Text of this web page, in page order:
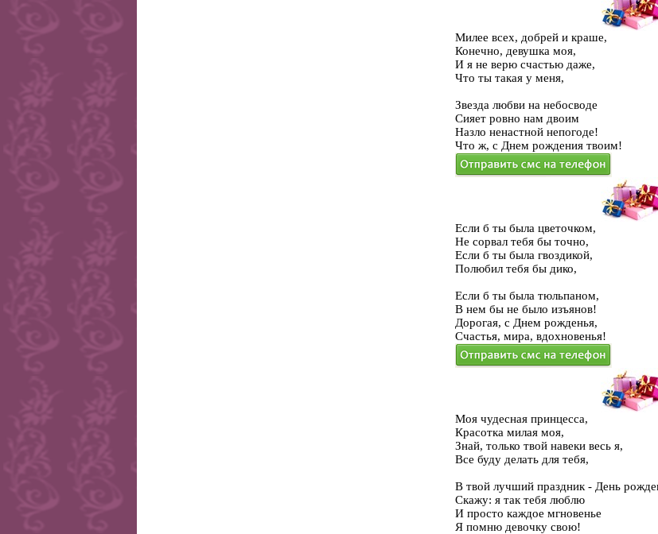
Милее всех, добрей и краше,
Конечно, девушка моя,
И я не верю счастью даже,
Что ты такая у меня,
Звезда любви на небосводе
Сияет ровно нам двоим
Назло ненастной непогоде!
Что ж, с Днем рождения твоим!
Если б ты была цветочком,
Не сорвал тебя бы точно,
Если б ты была гвоздикой,
Полюбил тебя бы дико,
Если б ты была тюльпаном,
В нем бы не было изъянов!
Дорогая, с Днем рожденья,
Счастья, мира, вдохновенья!
Моя чудесная принцесса,
Красотка милая моя,
Знай, только твой навеки весь я,
Все буду делать для тебя,
В твой лучший праздник - День
Скажу: я так тебя люблю
И просто каждое мгновенье
Я помню девочку свою!